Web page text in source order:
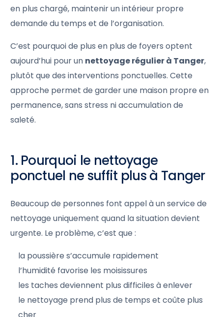
en plus chargé, maintenir un intérieur propre
demande du temps et de l’organisation.
C’est pourquoi de plus en plus de foyers optent
aujourd’hui pour un nettoyage régulier à Tanger,
plutôt que des interventions ponctuelles. Cette
approche permet de garder une maison propre en
permanence, sans stress ni accumulation de
saleté.
1. Pourquoi le nettoyage
ponctuel ne suffit plus à Tanger
Beaucoup de personnes font appel à un service de
nettoyage uniquement quand la situation devient
urgente. Le problème, c’est que :
la poussière s’accumule rapidement
l’humidité favorise les moisissures
les taches deviennent plus difficiles à enlever
le nettoyage prend plus de temps et coûte plus
cher